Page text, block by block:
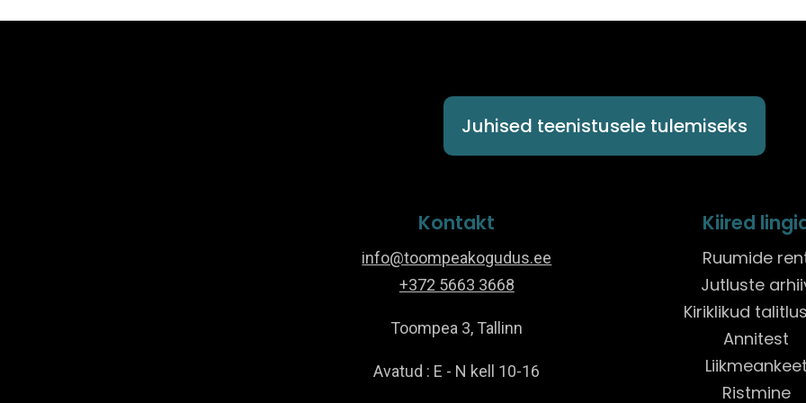
Juhised teenistusele tulemiseks
Kontakt
info@toompeakogudus.ee
+372 5663 3668
Toompea 3, Tallinn
Avatud : E - N kell 10-16
Kiired
Ruumide
Jutluste
Kiriklikud
Annitest
Liikmeankeet
Ristmine